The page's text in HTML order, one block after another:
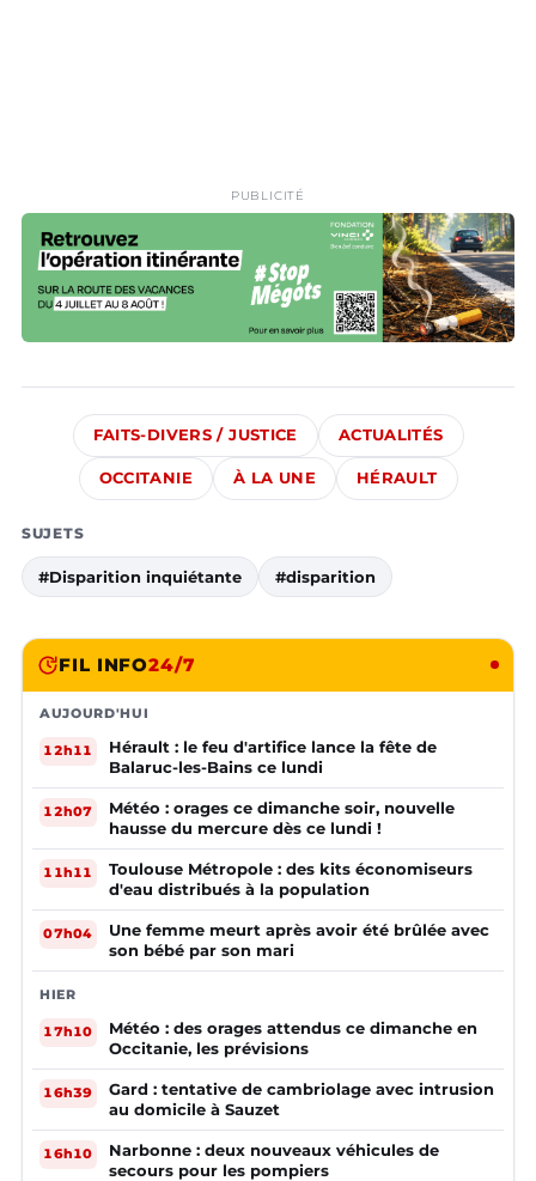
PUBLICITÉ
FAITS-DIVERS / JUSTICE ACTUALITÉS
OCCITANIE À LA UNE HÉRAULT
SUJETS
#Disparition inquiétante #disparition
FIL INFO24/7
AUJOURD'HUI
12h11
Hérault : le feu d'artifice lance la fête de
Balaruc-les-Bains ce lundi
12h07
Météo : orages ce dimanche soir, nouvelle
hausse du mercure dès ce lundi !
11h11
Toulouse Métropole : des kits économiseurs
d'eau distribués à la population
07h04
Une femme meurt après avoir été brûlée avec
son bébé par son mari
HIER
17h10
Météo : des orages attendus ce dimanche en
Occitanie, les prévisions
16h39
Gard : tentative de cambriolage avec intrusion
au domicile à Sauzet
16h10
Narbonne : deux nouveaux véhicules de
secours pour les pompiers